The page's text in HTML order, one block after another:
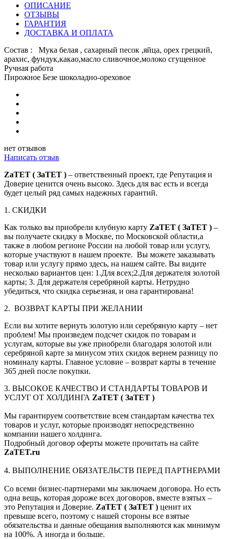
ОПИСАНИЕ
ОТЗЫВЫ
ГАРАНТИЯ
ДОСТАВКА И ОПЛАТА
Состав : Мука белая , сахарный песок ,яйца, орех грецкий,
арахис, фундук,какао,масло сливочное,молоко сгущенное
Ручная работа
Пирожное Безе шоколадно-ореховое
нет отзывов
Написать отзыв
ZaTET ( ЗаТЕТ ) – ответственный проект, где Репутация и
Доверие ценится очень высоко. Здесь для вас есть и всегда
будет целый ряд самых надежных гарантий.
1. СКИДКИ
Как только вы приобрели клубную карту ZaTET ( ЗаТЕТ ) –
вы получаете скидку в Москве, по Московской области,а
также в любом регионе России на любой товар или услугу,
которые участвуют в нашем проекте. Вы можете заказывать
товар или услугу прямо здесь, на нашем сайте. Вы видите
несколько вариантов цен: 1.Для всех;2.Для держателя золотой
карты; 3. Для держателя серебряной карты. Нетрудно
убедиться, что скидка серьезная, и она гарантирована!
2. ВОЗВРАТ КАРТЫ ПРИ ЖЕЛАНИИ
Если вы хотите вернуть золотую или серебряную карту – нет
проблем! Мы произведем подсчет скидок по товарам и
услугам, которые вы уже приобрели благодаря золотой или
серебряной карте за минусом этих скидок вернем разницу по
номиналу карты. Главное условие – возврат карты в течение
365 дней после покупки.
3. ВЫСОКОЕ КАЧЕСТВО И СТАНДАРТЫ ТОВАРОВ И
УСЛУГ ОТ ХОЛДИНГА ZaTET ( ЗаТЕТ )
Мы гарантируем соответствие всем стандартам качества тех
товаров и услуг, которые производят непосредственно
компании нашего холдинга.
Подробный договор оферты можете прочитать на сайте
ZaTET.ru
4. ВЫПОЛНЕНИЕ ОБЯЗАТЕЛЬСТВ ПЕРЕД ПАРТНЕРАМИ
Со всеми бизнес-партнерами мы заключаем договора. Но есть
одна вещь, которая дороже всех договоров, вместе взятых –
это Репутация и Доверие. ZaTET ( ЗаТЕТ ) ценит их
превыше всего, поэтому с нашей стороны все взятые
обязательства и данные обещания выполняются как минимум
на 100%. А иногда и больше.